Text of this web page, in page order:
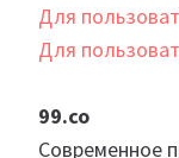
Для
Для
99.co
Современное